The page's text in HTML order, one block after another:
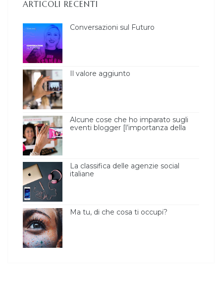
ARTICOLI RECENTI
Conversazioni sul Futuro
Il valore aggiunto
Alcune cose che ho imparato sugli
eventi blogger [l’importanza della
La classifica delle agenzie social
italiane
Ma tu, di che cosa ti occupi?